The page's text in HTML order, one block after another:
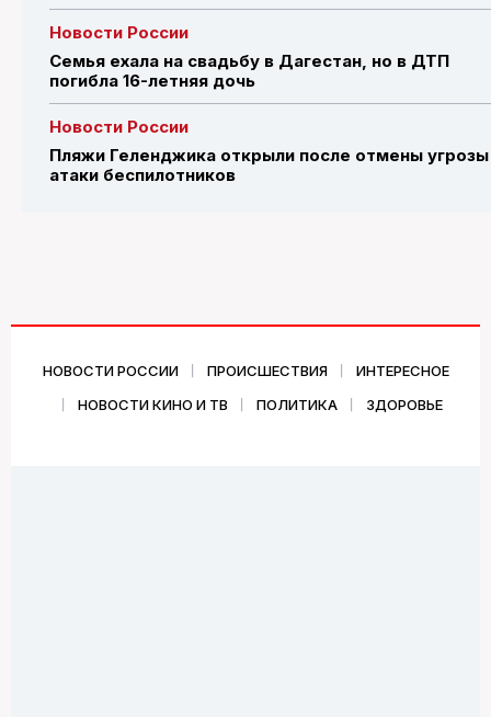
Новости России
Семья ехала на свадьбу в Дагестан, но в ДТП
погибла 16-летняя дочь
Новости России
Пляжи Геленджика открыли после отмены угрозы
атаки беспилотников
НОВОСТИ РОССИИ ПРОИСШЕСТВИЯ
ИНТЕРЕСНОЕ
НОВОСТИ КИНО И ТВ
ПОЛИТИКА ЗДОРОВЬЕ